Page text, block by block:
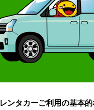
レンタカーご利用の基本